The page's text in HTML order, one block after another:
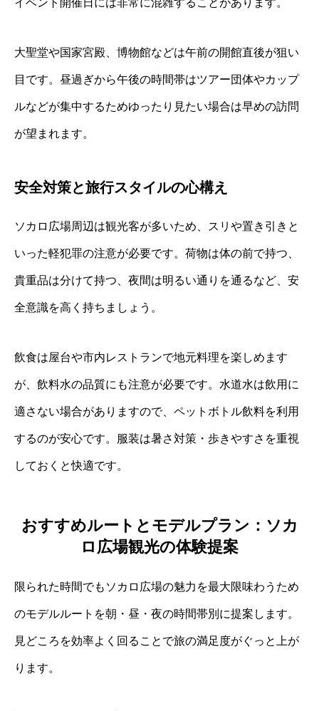
大聖堂や国家宮殿、博物館などは午前の開館直後が狙い
目です。昼過ぎから午後の時間帯はツアー団体やカップ
ルなどが集中するためゆったり見たい場合は早めの訪問
が望まれます。
安全対策と旅行スタイルの心構え
ソカロ広場周辺は観光客が多いため、スリや置き引きと
いった軽犯罪の注意が必要です。荷物は体の前で持つ、
貴重品は分けて持つ、夜間は明るい通りを通るなど、安
全意識を高く持ちましょう。
飲食は屋台や市内レストランで地元料理を楽しめます
が、飲料水の品質にも注意が必要です。水道水は飲用に
適さない場合がありますので、ペットボトル飲料を利用
するのが安心です。服装は暑さ対策・歩きやすさを重視
しておくと快適です。
おすすめルートとモデルプラン：ソカ
ロ広場観光の体験提案
限られた時間でもソカロ広場の魅力を最大限味わうため
のモデルルートを朝・昼・夜の時間帯別に提案します。
見どころを効率よく回ることで旅の満足度がぐっと上が
ります。